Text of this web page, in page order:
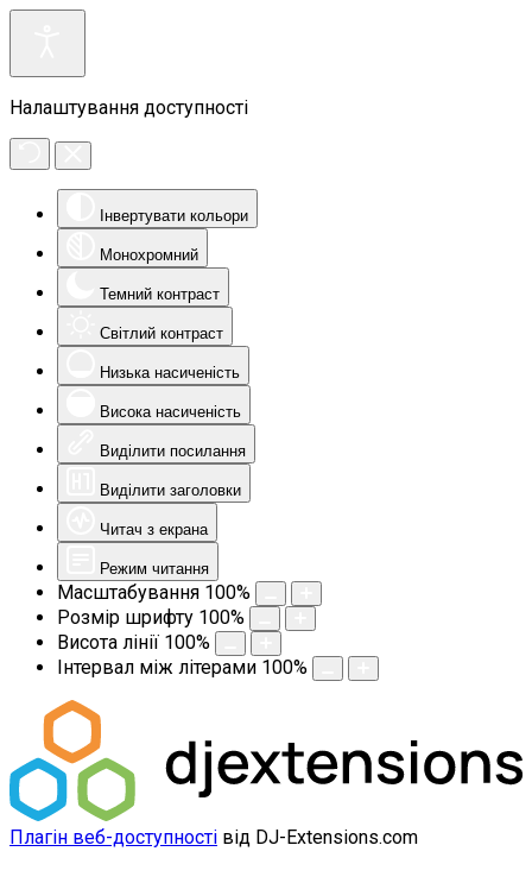
Налаштування доступності
Інвертувати кольори
Монохромний
Темний контраст
Світлий контраст
Низька насиченість
Висока насиченість
Виділити посилання
Виділити заголовки
Читач з екрана
Режим читання
Масштабування 100%
Розмір шрифту 100%
Висота лінії 100%
Інтервал між літерами 100%
Плагін веб-доступності від DJ-Extensions.com